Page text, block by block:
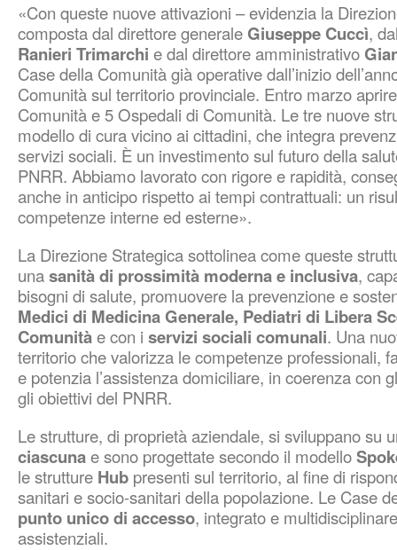
«Con queste nuove attivazioni – evidenzia la
composta dal direttore generale Giuseppe Cuccì,
Ranieri Trimarchi e dal direttore amministrativo
Case della Comunità già operative dall’inizio
Comunità sul territorio provinciale. Entro marzo
Comunità e 5 Ospedali di Comunità. Le tre nuove
modello di cura vicino ai cittadini, che integra
servizi sociali. È un investimento sul futuro della
PNRR. Abbiamo lavorato con rigore e rapidità,
anche in anticipo rispetto ai tempi contrattuali: un
competenze interne ed esterne».
La Direzione Strategica sottolinea come queste
unasanità di prossimità moderna e inclusiva,
bisogni di salute, promuovere la prevenzione e
Medici di Medicina Generale, Pediatri di Libera
Comunitàe con i servizi sociali comunali. Una
territorio che valorizza le competenze professionali,
e potenzia l’assistenza domiciliare, in coerenza con
gli obiettivi del PNRR.
Le strutture, di proprietà aziendale, si sviluppano su
ciascunae sono progettate secondo il modello
le strutture Hub presenti sul territorio, al fine di
sanitari e socio-sanitari della popolazione. Le Case
punto unico di accesso, integrato e
assistenziali.